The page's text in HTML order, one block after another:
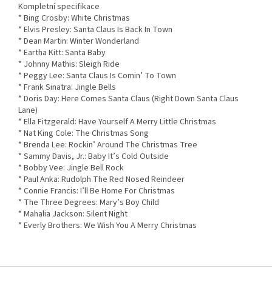
Kompletní specifikace
* Bing Crosby: White Christmas
* Elvis Presley: Santa Claus Is Back In Town
* Dean Martin: Winter Wonderland
* Eartha Kitt: Santa Baby
* Johnny Mathis: Sleigh Ride
* Peggy Lee: Santa Claus Is Comin’ To Town
* Frank Sinatra: Jingle Bells
* Doris Day: Here Comes Santa Claus (Right Down Santa Claus
Lane)
* Ella Fitzgerald: Have Yourself A Merry Little Christmas
* Nat King Cole: The Christmas Song
* Brenda Lee: Rockin’ Around The Christmas Tree
* Sammy Davis, Jr.: Baby It’s Cold Outside
* Bobby Vee: Jingle Bell Rock
* Paul Anka: Rudolph The Red Nosed Reindeer
* Connie Francis: I’ll Be Home For Christmas
* The Three Degrees: Mary’s Boy Child
* Mahalia Jackson: Silent Night
* Everly Brothers: We Wish You A Merry Christmas